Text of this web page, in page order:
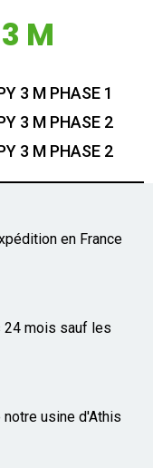
M
3 M PHASE 1
3 M PHASE 2
3 M PHASE 2
en France
24 mois sauf les
usine d'Athis